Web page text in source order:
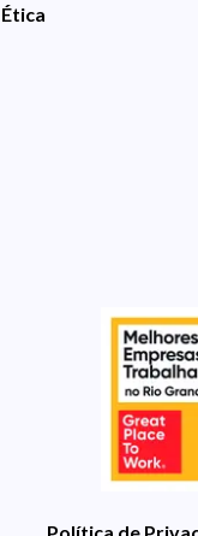
Política de